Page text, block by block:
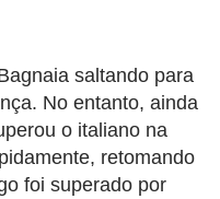
saltando para
No entanto, ainda
o italiano na
retomando
foi superado por